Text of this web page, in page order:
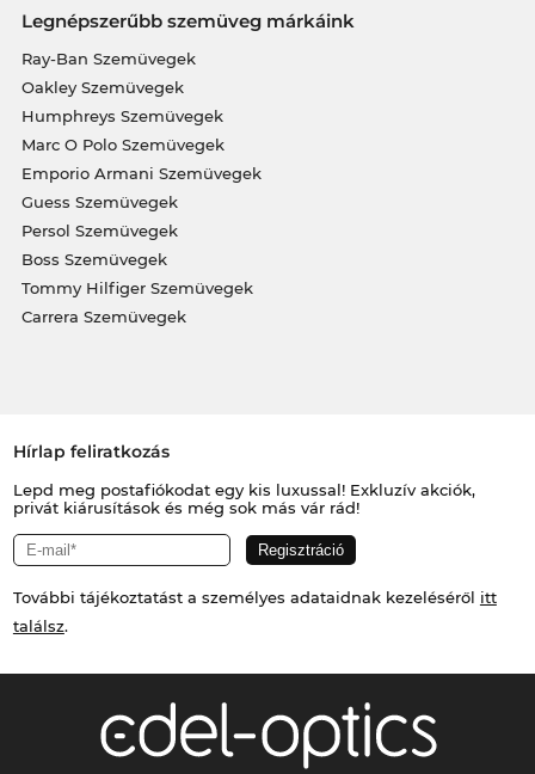
Legnépszerűbb szemüveg márkáink
Ray-Ban Szemüvegek
Oakley Szemüvegek
Humphreys Szemüvegek
Marc O Polo Szemüvegek
Emporio Armani Szemüvegek
Guess Szemüvegek
Persol Szemüvegek
Boss Szemüvegek
Tommy Hilfiger Szemüvegek
Carrera Szemüvegek
Hírlap feliratkozás
Lepd meg postafiókodat egy kis luxussal! Exkluzív akciók,
privát kiárusítások és még sok más vár rád!
További tájékoztatást a személyes adataidnak kezeléséről itt
találsz.